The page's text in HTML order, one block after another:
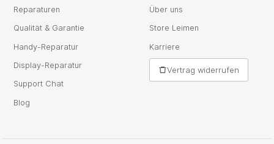
Reparaturen
Qualität & Garantie
Handy-Reparatur
Display-Reparatur
Support Chat
Blog
Über uns
Store Leimen
Karriere
Vertrag widerrufen